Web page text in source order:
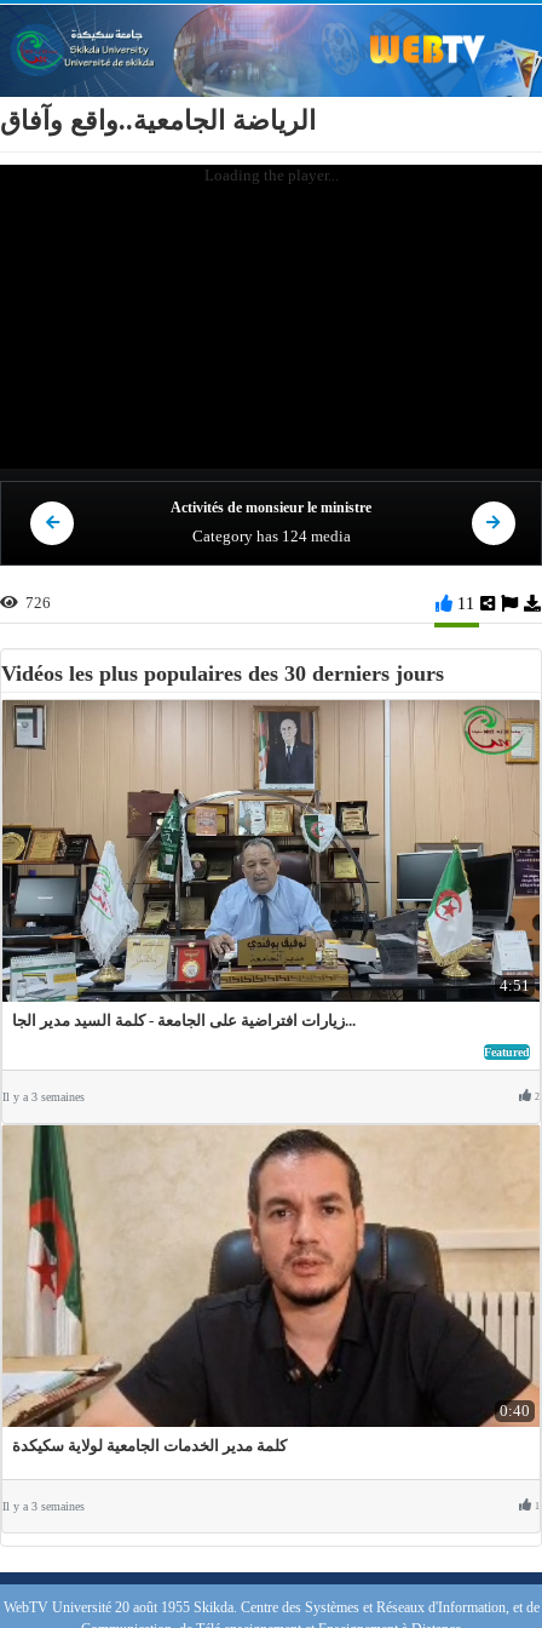
الرياضة الجامعية..واقع وآفاق
Loading the player...
Activités de monsieur le ministre
Categoryhas 124 media
726 11
Vidéos les plus populaires des 30 derniers jours
4:51
زيارات افتراضية على الجامعة - كلمة السيد مدير الجا...
Featured
Il y a 3 semaines 2
0:40
كلمة مدير الخدمات الجامعية لولاية سكيكدة
Il y a 3 semaines 1
WebTV Université 20 août 1955 Skikda. Centre des Systèmes et Réseaux d'Information, et de